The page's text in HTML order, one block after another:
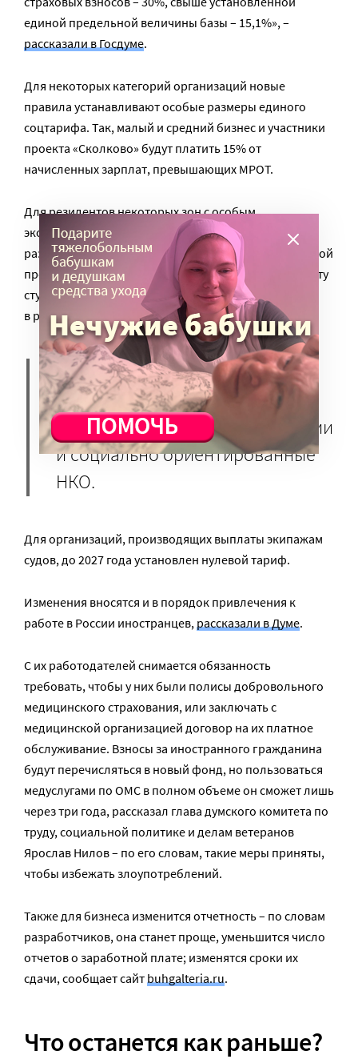
единой предельной величины базы – 15,1%», –
рассказали в Госдуме.
Для некоторых категорий организаций новые
правила устанавливают особые размеры единого
соцтарифа. Так, малый и средний бизнес и участники
проекта «Сколково» будут платить 15% от
начисленных зарплат, превышающих МРОТ.
Для резидентов некоторых зон с особым
экономическим режимом, IT-организаций,
разработчиков радиоэлектроники и аудиовизуальной
продукции, а также для тех, кто привлекает на работу
студотряды, единый страховой тариф установлен
в размере 7,6%.
Такую же льготу в 2023–2024
годах получат
благотворительные организации
и социально ориентированные
НКО.
Для организаций, производящих выплаты экипажам
судов, до 2027 года установлен нулевой тариф.
Изменения вносятся и в порядок привлечения к
работе в России иностранцев,рассказали в Думе.
С их работодателей снимается обязанность
требовать, чтобы у них были полисы добровольного
медицинского страхования, или заключать с
медицинской организацией договор на их платное
обслуживание. Взносы за иностранного гражданина
будут перечисляться в новый фонд, но пользоваться
медуслугами по ОМС в полном объеме он сможет лишь
через три года, рассказал глава думского комитета по
труду, социальной политике и делам ветеранов
Ярослав Нилов – по его словам, такие меры приняты,
чтобы избежать злоупотреблений.
Также для бизнеса изменится отчетность – по словам
разработчиков, она станет проще, уменьшится число
отчетов о заработной плате; изменятся сроки их
сдачи, сообщает сайтbuhgalteria.ru.
Что останется как раньше?